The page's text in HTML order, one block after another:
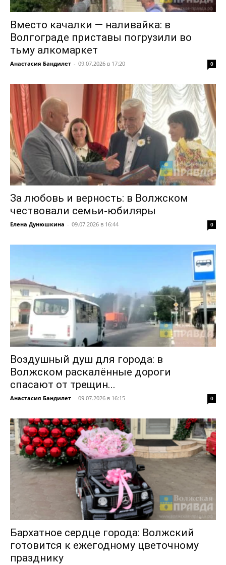
Вместо качалки — наливайка: в
Волгограде приставы погрузили во
тьму алкомаркет
Анастасия Бандилет - 09.07.2026 в 17:20 0
За любовь и верность: в Волжском
чествовали семьи-юбиляры
Елена Дунюшкина - 09.07.2026 в 16:44 0
Воздушный душ для города: в
Волжском раскалённые дороги
спасают от трещин...
Анастасия Бандилет - 09.07.2026 в 16:15 0
Бархатное сердце города: Волжский
готовится к ежегодному цветочному
празднику